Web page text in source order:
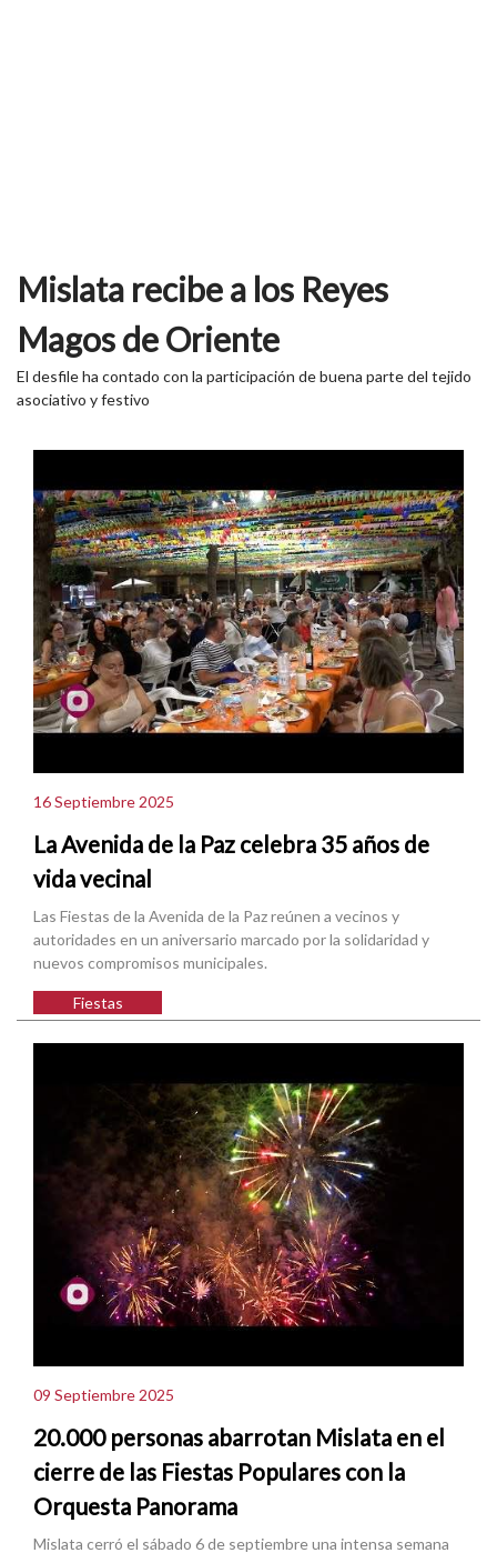
Mislata recibe a los Reyes
Magos de Oriente
El desfile ha contado con la participación de buena parte del tejido
asociativo y festivo
16 Septiembre 2025
La Avenida de la Paz celebra 35 años de
vida vecinal
Las Fiestas de la Avenida de la Paz reúnen a vecinos y
autoridades en un aniversario marcado por la solidaridad y
nuevos compromisos municipales.
Fiestas
09 Septiembre 2025
20.000 personas abarrotan Mislata en el
cierre de las Fiestas Populares con la
Orquesta Panorama
Mislata cerró el sábado 6 de septiembre una intensa semana